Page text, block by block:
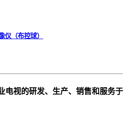
仪（布控球）
电视的研发、生产、销售和服务于